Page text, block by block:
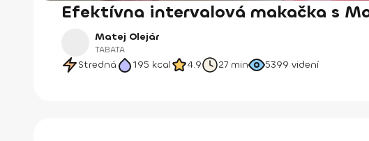
Efektívna intervalová makačka s
Matej Olejár
TABATA
Stredná 195 kcal 4.9 27 min 5399 videní